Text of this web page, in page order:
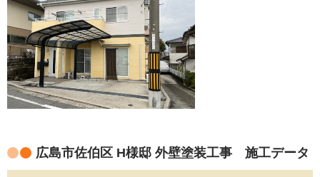
広島市佐伯区 H様邸 外壁塗装工事 施工データ